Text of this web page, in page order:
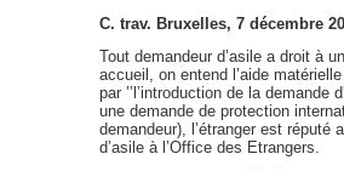
C. trav. Bruxelles, 7 décembre
Tout demandeur d’asile a droit à
accueil, on entend l’aide
par ’’l’introduction de la
une demande de protection
demandeur), l’étranger est réputé
d’asile à l’Office des Etrangers.